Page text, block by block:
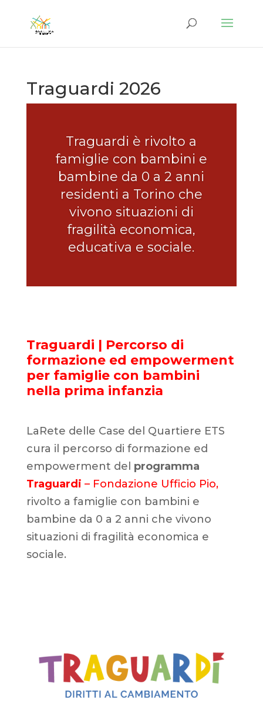
Traguardi 2026
Traguardi è rivolto a
famiglie con bambini e
bambine da 0 a 2 anni
residenti a Torino che
vivono situazioni di
fragilità economica,
educativa e sociale.
Traguardi | Percorso di
formazione ed empowerment
per famiglie con bambini
nella prima infanzia
LaRete delle Case del Quartiere ETS
cura il percorso di formazione ed
empowerment del programma
Traguardi – Fondazione Ufficio Pio,
rivolto a famiglie con bambini e
bambine da 0 a 2 anni che vivono
situazioni di fragilità economica e
sociale.